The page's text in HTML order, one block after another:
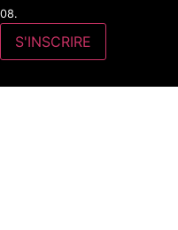
08.